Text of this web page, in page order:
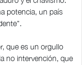
potencia, un país
que es un orgullo
no intervención, que